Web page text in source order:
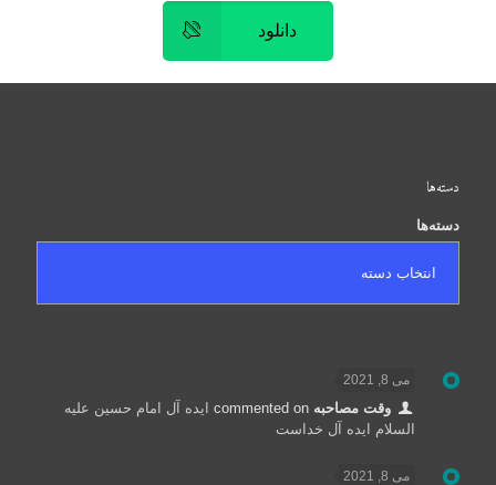
دانلود
دسته‌ها
دسته‌ها
می 8, 2021
وقت مصاحبه commented on
ایده آل امام حسین علیه
السلام ایده آل خداست
می 8, 2021